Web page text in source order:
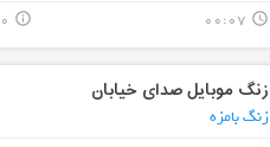
query_builder
00:07
info_outline
زنگ موبایل صدای خیابان
زنگ بامزه